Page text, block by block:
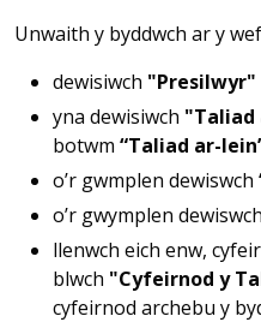
Unwaith y byddwch ar y
dewisiwch "Presilwyr"
yna dewisiwch "Taliad
botwm “Taliad ar-
o’r gwmplen dewiswch
o’r gwymplen dewiswch
llenwch eich enw,
blwch "Cyfeirnod y
cyfeirnod archebu y